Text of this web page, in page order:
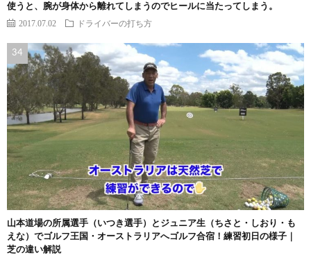
使うと、腕が身体から離れてしまうのでヒールに当たってしまう。
2017.07.02 ドライバーの打ち方
山本道場の所属選手（いつき選手）とジュニア生（ちさと・しおり・も
えな）でゴルフ王国・オーストラリアへゴルフ合宿！練習初日の様子｜
芝の違い解説